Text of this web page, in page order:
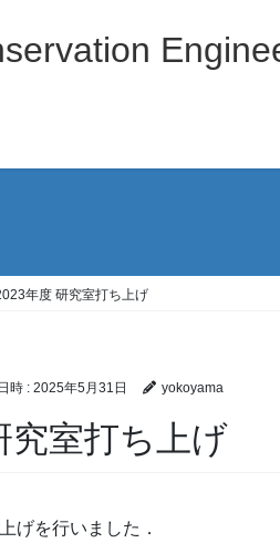
年度 研究室打ち上げ
時 : 2025年5月31日 yokoyama
究室打ち上げ
げを行いました．